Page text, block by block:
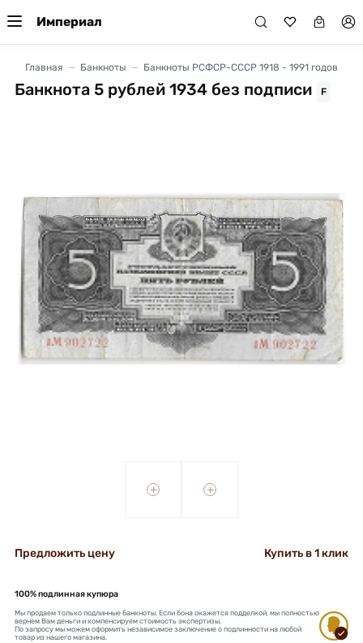
Империал
Главная Банкноты Банкноты РСФСР-СССР 1918 - 1991 годов
Банкнота 5 рублей 1934 без подписи F
+ +
Предложить цену Купить в 1 клик
100% подлинная купюра
Мы продаем только подлинные банкноты. Если бона окажется подделкой, мы полностью
вернем Вам деньги и компенсируем стоимость экспертизы.
По запросу мы можем оформить независимое заключение о подлинности на любой
товар из нашего магазина.